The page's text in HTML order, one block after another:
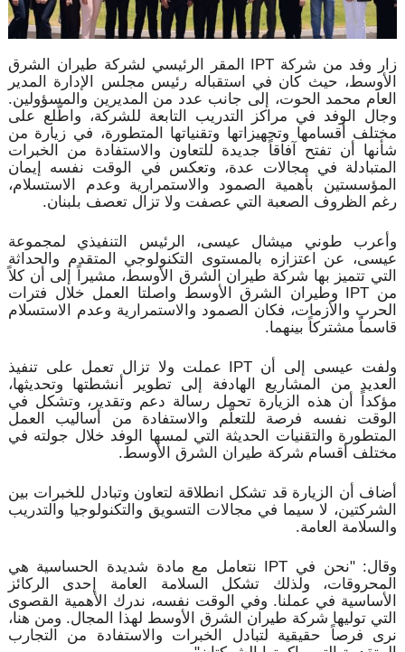
زار وفد من شركة IPT المقر الرئيسي لشركة طيران الشرق
الأوسط، حيث كان في استقباله رئيس مجلس الإدارة المدير
العام محمد الحوت، إلى جانب عدد من المديرين والمسؤولين.
وجال الوفد في مراكز التدريب التابعة للشركة، واطّلع على
مختلف أقسامها وتجهيزاتها وتقنياتها المتطورة، في زيارة من
شأنها أن تفتح آفاقاً جديدة للتعاون والاستفادة من الخبرات
المتبادلة في مجالات عدة، وتعكس في الوقت نفسه إيمان
المؤسستين بأهمية الصمود والاستمرارية وعدم الاستسلام،
رغم الظروف الصعبة التي عصفت ولا تزال تعصف بلبنان.
وأعرب طوني ميشال عيسى، الرئيس التنفيذي لمجموعة
عيسى، عن اعتزازه بالمستوى التكنولوجي المتقدم والحداثة
التي تتميز بها شركة طيران الشرق الأوسط، مشيراً إلى أن كلاً
من IPT وطيران الشرق الأوسط واصلتا العمل خلال فترات
الحرب والأزمات، فكان الصمود والاستمرارية وعدم الاستسلام
قاسماً مشتركاً بينهما.
ولفت عيسى إلى أن IPT عملت ولا تزال تعمل على تنفيذ
العديد من المشاريع الهادفة إلى تطوير أنشطتها وتحديثها،
مؤكداً أن هذه الزيارة تحمل رسالة دعم وتقدير، وتشكل في
الوقت نفسه فرصة للتعلّم والاستفادة من أساليب العمل
المتطورة والتقنيات الحديثة التي لمسها الوفد خلال جولته في
مختلف أقسام شركة طيران الشرق الأوسط.
أضاف أن الزيارة قد تشكل انطلاقة لتعاون وتبادل للخبرات بين
الشركتين، لا سيما في مجالات التسويق والتكنولوجيا والتدريب
والسلامة العامة.
وقال: "نحن في IPT نتعامل مع مادة شديدة الحساسية هي
المحروقات، ولذلك تشكل السلامة العامة إحدى الركائز
الأساسية في عملنا. وفي الوقت نفسه، ندرك الأهمية القصوى
التي توليها شركة طيران الشرق الأوسط لهذا المجال. ومن هنا،
نرى فرصاً حقيقية لتبادل الخبرات والاستفادة من التجارب